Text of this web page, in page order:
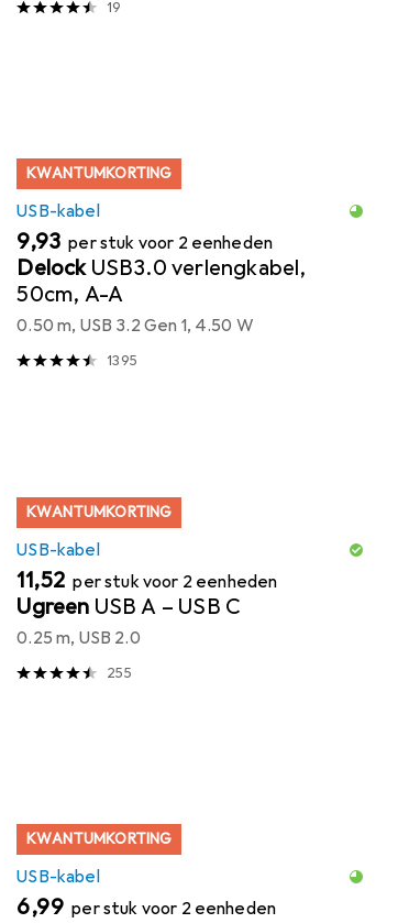
19
KWANTUMKORTING
USB-kabel
EUR
9,93 per stuk voor 2 eenheden
Delock USB3.0 verlengkabel,
50cm, A-A
0.50 m, USB 3.2 Gen 1, 4.50 W
1395
KWANTUMKORTING
USB-kabel
EUR
11,52 per stuk voor 2 eenheden
Ugreen USB A – USB C
0.25 m, USB 2.0
255
KWANTUMKORTING
USB-kabel
EUR
6,99 per stuk voor 2 eenheden